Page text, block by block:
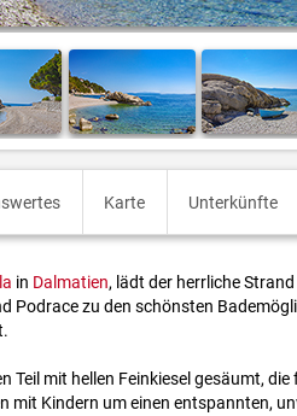
Karte Unterkünfte
in Dalmatien, lädt der herrliche
Podrace zu den schönsten
Teil mit hellen Feinkiesel gesäumt,
mit Kindern um einen entspannten,